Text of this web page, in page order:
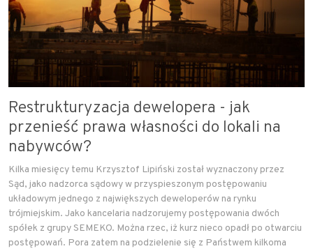
Restrukturyzacja dewelopera - jak
przenieść prawa własności do lokali na
nabywców?
Kilka miesięcy temu Krzysztof Lipiński został wyznaczony przez
Sąd, jako nadzorca sądowy w przyspieszonym postępowaniu
układowym jednego z największych deweloperów na rynku
trójmiejskim. Jako kancelaria nadzorujemy postępowania dwóch
spółek z grupy SEMEKO. Można rzec, iż kurz nieco opadł po otwarciu
postępowań. Pora zatem na podzielenie się z Państwem kilkoma